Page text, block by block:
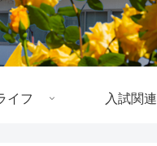
イフ 入試関連